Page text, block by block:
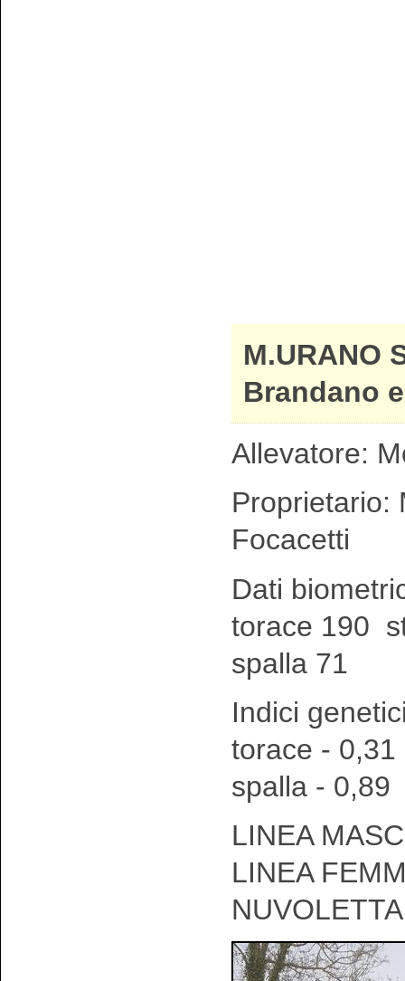
M.URANO
Brandano
Allevatore:
Proprietario:
Focacetti
Dati
torace 190
spalla 71
Indici
torace -
spalla - 0,89
LINEA
LINEA
NUVOLETTA